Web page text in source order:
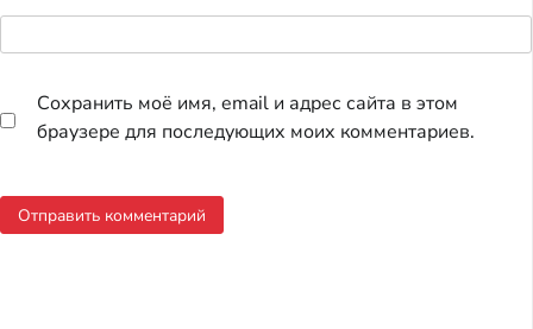
Сохранить моё имя, email и адрес сайта в этом
браузере для последующих моих комментариев.